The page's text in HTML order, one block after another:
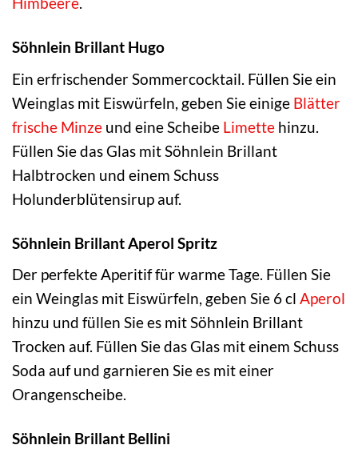
Söhnlein Brillant Hugo
Ein erfrischender Sommercocktail. Füllen Sie ein
Weinglas mit Eiswürfeln, geben Sie einige Blätter
frische Minze und eine Scheibe Limette hinzu.
Füllen Sie das Glas mit Söhnlein Brillant
Halbtrocken und einem Schuss
Holunderblütensirup auf.
Söhnlein Brillant Aperol Spritz
Der perfekte Aperitif für warme Tage. Füllen Sie
ein Weinglas mit Eiswürfeln, geben Sie 6 cl Aperol
hinzu und füllen Sie es mit Söhnlein Brillant
Trocken auf. Füllen Sie das Glas mit einem Schuss
Soda auf und garnieren Sie es mit einer
Orangenscheibe.
Söhnlein Brillant Bellini